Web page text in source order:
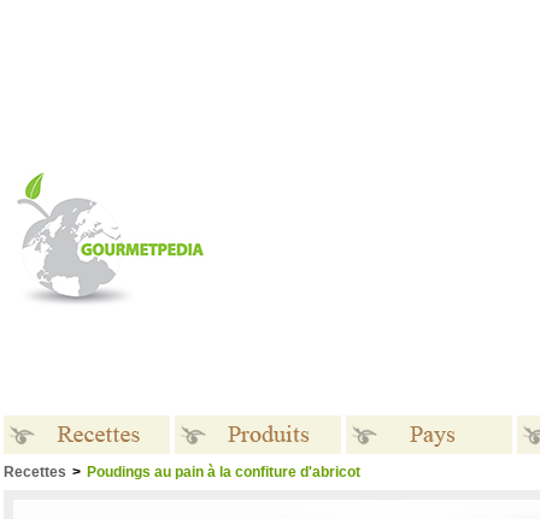
Recettes > Poudings au pain à la confiture d'abricot